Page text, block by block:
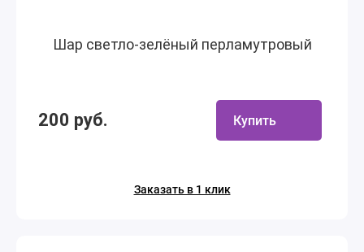
Шар светло-зелёный перламутровый
200 руб. Купить
Заказать в 1 клик